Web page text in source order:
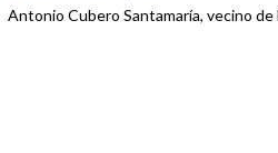
Antonio Cubero Santamaría, vecino de